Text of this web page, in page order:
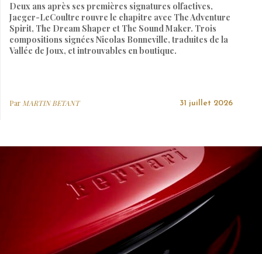
Deux ans après ses premières signatures olfactives,
Jaeger-LeCoultre rouvre le chapitre avec The Adventure
Spirit, The Dream Shaper et The Sound Maker. Trois
compositions signées Nicolas Bonneville, traduites de la
Vallée de Joux, et introuvables en boutique.
ParMARTIN BETANT 31 juillet 2026